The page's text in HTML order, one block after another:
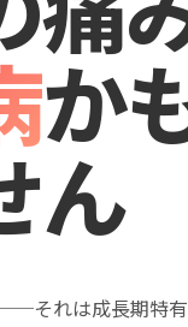
か
ん
それは成長期特